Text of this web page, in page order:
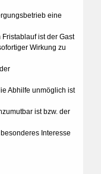
eine
ist der Gast
Wirkung zu
Abhilfe unmöglich ist
ist bzw. der
Interesse